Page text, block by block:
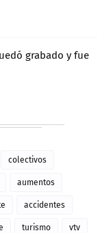
grabado y fue
colectivos
aumentos
accidentes
turismo vtv